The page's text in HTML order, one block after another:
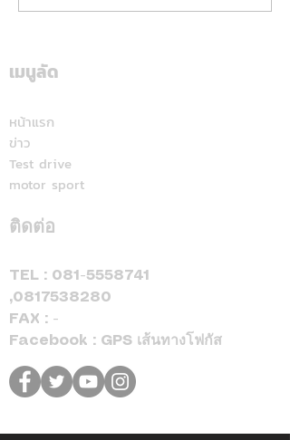
หัวจ่ายเชื้อเพลิงมาตรฐาน
การบริการ ตอกย้ำความ
เมนูลัด
หน้าแรก
ข่าว
Test drive
motor sport
ติดต่อ
TEL : 081-5558741
,0817538280
FAX : -
Facebook : GPS เส้นทางโฟกัส